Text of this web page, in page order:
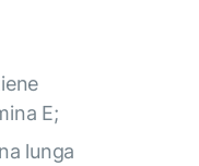
E;
lunga